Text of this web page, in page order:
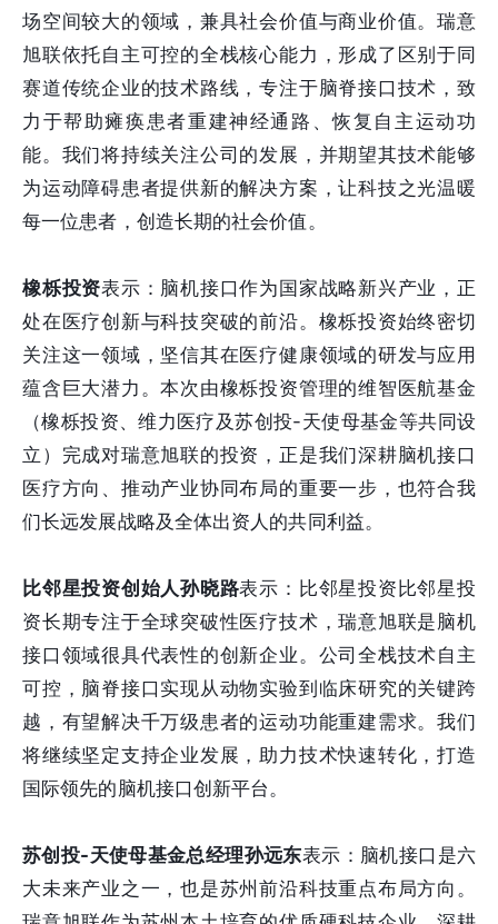
场空间较大的领域，兼具社会价值与商业价值。瑞意
旭联依托自主可控的全栈核心能力，形成了区别于同
赛道传统企业的技术路线，专注于脑脊接口技术，致
力于帮助瘫痪患者重建神经通路、恢复自主运动功
能。我们将持续关注公司的发展，并期望其技术能够
为运动障碍患者提供新的解决方案，让科技之光温暖
每一位患者，创造长期的社会价值。
橡栎投资表示：脑机接口作为国家战略新兴产业，正
处在医疗创新与科技突破的前沿。橡栎投资始终密切
关注这一领域，坚信其在医疗健康领域的研发与应用
蕴含巨大潜力。本次由橡栎投资管理的维智医航基金
（橡栎投资、维力医疗及苏创投-天使母基金等共同设
立）完成对瑞意旭联的投资，正是我们深耕脑机接口
医疗方向、推动产业协同布局的重要一步，也符合我
们长远发展战略及全体出资人的共同利益。
比邻星投资创始人孙晓路表示：比邻星投资比邻星投
资长期专注于全球突破性医疗技术，瑞意旭联是脑机
接口领域很具代表性的创新企业。公司全栈技术自主
可控，脑脊接口实现从动物实验到临床研究的关键跨
越，有望解决千万级患者的运动功能重建需求。我们
将继续坚定支持企业发展，助力技术快速转化，打造
国际领先的脑机接口创新平台。
苏创投-天使母基金总经理孙远东表示：脑机接口是六
大未来产业之一，也是苏州前沿科技重点布局方向。